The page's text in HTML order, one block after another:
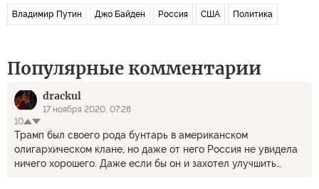
Владимир Путин Джо Байден Россия США Политика
Популярные комментарии
drackul
17 ноября 2020, 07:28
10
Трамп был своего рода бунтарь в американском
олигархическом клане, но даже от него Россия не увидела
ничего хорошего. Даже если бы он и захотел улучшить